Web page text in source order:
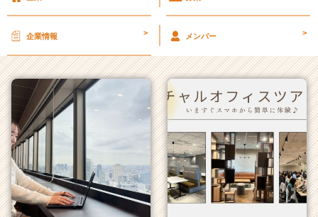
E
タ
イ
一
覧
|
ベ
ン
企業情報 > メンバー >